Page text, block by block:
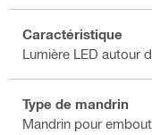
Caractéristique
Lumière LED autour
Type de mandrin
Mandrin pour